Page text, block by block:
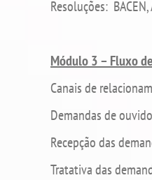
Resoluções: BACEN,
Módulo 3 – Fluxo
Canais de
Demandas de
Recepção das
Tratativa das